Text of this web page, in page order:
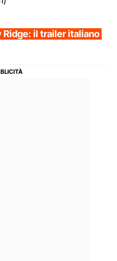
Ridge: il trailer italiano